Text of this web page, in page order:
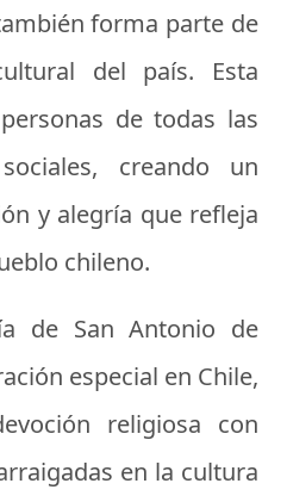
forma parte de
del país. Esta
de todas las
creando un
y alegría que refleja
chileno.
de San Antonio de
especial en Chile,
religiosa con
en la cultura